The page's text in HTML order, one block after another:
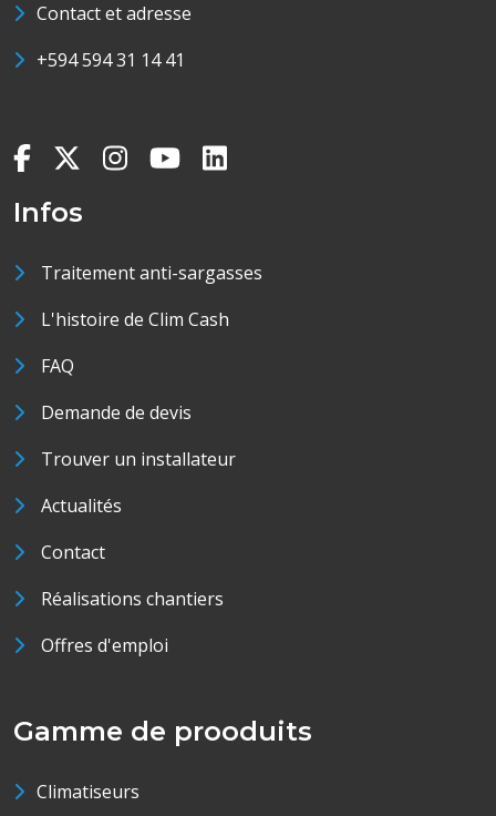
Contact et adresse
+594 594 31 14 41
Infos
Traitement anti-sargasses
L'histoire de Clim Cash
FAQ
Demande de devis
Trouver un installateur
Actualités
Contact
Réalisations chantiers
Offres d'emploi
Gamme de prooduits
Climatiseurs